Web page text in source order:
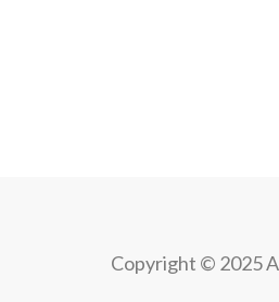
Copyright © 2025